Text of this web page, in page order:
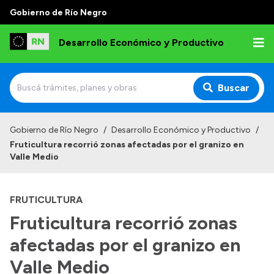
Gobierno de Río Negro
Desarrollo Económico y Productivo
Buscar
Institucional
Autoridades
Delegaciones
Normativa
Gobierno de Río Negro / Desarrollo Económico y Productivo /
Fruticultura recorrió zonas afectadas por el granizo en
Valle Medio
FRUTICULTURA
Fruticultura recorrió zonas
afectadas por el granizo en
Valle Medio